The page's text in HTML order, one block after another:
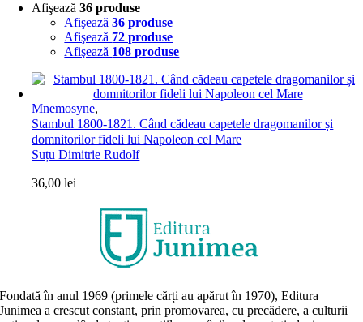
Afişează36 produse
Afişează36 produse
Afişează 72 produse
Afişează 108 produse
Mnemosyne,
Stambul 1800-1821. Când cădeau capetele dragomanilor și
domnitorilor fideli lui Napoleon cel Mare
Suțu Dimitrie Rudolf
36,00lei
Fondată în anul 1969 (primele cărți au apărut în 1970), Editura
Junimea a crescut constant, prin promovarea, cu precădere, a culturii